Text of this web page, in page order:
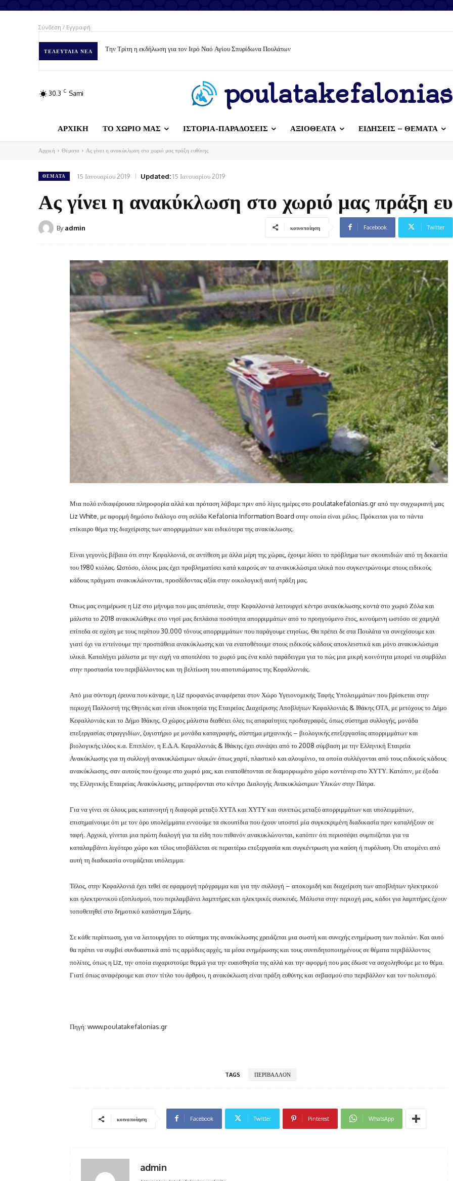
Σύνδεση / Εγγραφή
ΤΕΛΕΥΤΑΊΑ ΝΈΑ Την Τρίτη η εκδήλωση για τον Ιερό Ναό Αγίου Σπυρίδωνα Πουλάτων
30.3 C Sami
ΑΡΧΙΚΗ ΤΟ ΧΩΡΙΟ ΜΑΣ ΙΣΤΟΡΙΑ-ΠΑΡΑΔΟΣΕΙΣ ΑΞΙΟΘΕΑΤΑ ΕΙΔΗΣΕΙΣ – ΘΕΜΑΤΑ
Αρχική Θέματα Ας γίνει η ανακύκλωση στο χωριό μας πράξη ευθύνης
ΘΈΜΑΤΑ 15 Ιανουαρίου 2019 Updated:15 Ιανουαρίου 2019
Ας γίνει η ανακύκλωση στο χωριό μας πράξη
By admin κοινοποίηση Facebook Twitter
Μια πολύ ενδιαφέρουσα πληροφορία αλλά και πρόταση λάβαμε πριν από λίγες ημέρες στο poulatakefalonias.gr από την συγχωριανή μας
Liz White, με αφορμή δημόσιο διάλογο στη σελίδα Kefalonia Information Board στην οποία είναι μέλος. Πρόκειται για το πάντα
επίκαιρο θέμα της διαχείρισης των απορριμμάτων και ειδικότερα της ανακύκλωσης.
Είναι γεγονός βέβαια ότι στην Κεφαλλονιά, σε αντίθεση με άλλα μέρη της χώρας, έχουμε λύσει το πρόβλημα των σκουπιδιών από τη δεκαετία
του 1980 κιόλας. Ωστόσο, όλους μας έχει προβληματίσει κατά καιρούς αν τα ανακυκλώσιμα υλικά που συγκεντρώνουμε στους ειδικούς
κάδους πράγματι ανακυκλώνονται, προσδίδοντας αξία στην οικολογική αυτή πράξη μας.
Όπως μας ενημέρωσε η Liz στο μήνυμα που μας απέστειλε, στην Κεφαλλονιά λειτουργεί κέντρο ανακύκλωσης κοντά στο χωριό Ζόλα και
μάλιστα το 2018 ανακυκλώθηκε στο νησί μας διπλάσια ποσότητα απορριμμάτων από το προηγούμενο έτος, κινούμενη ωστόσο σε χαμηλά
επίπεδα σε σχέση με τους περίπου 30.000 τόνους απορριμμάτων που παράγουμε ετησίως. Θα πρέπει δε στα Πουλάτα να συνεχίσουμε και
γιατί όχι να εντείνουμε την προσπάθεια ανακύκλωσης και να εναποθέτουμε στους ειδικούς κάδους αποκλειστικά και μόνο ανακυκλώσιμα
υλικά. Καταλήγει μάλιστα με την ευχή να αποτελέσει το χωριό μας ένα καλό παράδειγμα για το πώς μια μικρή κοινότητα μπορεί να συμβάλει
στην προστασία του περιβάλλοντος και τη βελτίωση του αποτυπώματος της Κεφαλλονιάς.
Από μια σύντομη έρευνα που κάναμε, η Liz προφανώς αναφέρεται στον Χώρο Υγειονομικής Ταφής Υπολειμμάτων που βρίσκεται στην
περιοχή Παλλοστή της Θηνιάς και είναι ιδιοκτησία της Εταιρείας Διαχείρισης Αποβλήτων Κεφαλλονιάς & Ιθάκης ΟΤΑ, με μετόχους το Δήμο
Κεφαλλονιάς και το Δήμο Ιθάκης. Ο χώρος μάλιστα διαθέτει όλες τις απαραίτητες προδιαγραφές, όπως σύστημα συλλογής, μονάδα
επεξεργασίας στραγγιδίων, ζυγιστήριο με μονάδα καταγραφής, σύστημα μηχανικής – βιολογικής επεξεργασίας απορριμμάτων και
βιολογικής ιλύος κ.α. Επιπλέον, η Ε.Δ.Α. Κεφαλλονιάς & Ιθάκης έχει συνάψει από το 2008 σύμβαση με την Ελληνική Εταιρεία
Ανακύκλωσης για τη συλλογή ανακυκλώσιμων υλικών όπως χαρτί, πλαστικό και αλουμίνιο, τα οποία συλλέγονται από τους ειδικούς κάδους
ανακύκλωσης, σαν αυτούς που έχουμε στο χωριό μας, και εναποθέτονται σε διαμορφωμένο χώρο κοντέινερ στο ΧΥΤΥ. Κατόπιν, με έξοδα
της Ελληνικής Εταιρείας Ανακύκλωσης, μεταφέρονται στο κέντρο Διαλογής Ανακυκλώσιμων Υλικών στην Πάτρα.
Για να γίνει σε όλους μας κατανοητή η διαφορά μεταξύ ΧΥΤΑ και ΧΥΤΥ και συνεπώς μεταξύ απορριμμάτων και υπολειμμάτων,
επισημαίνουμε ότι με τον όρο υπολείμματα εννοούμε τα σκουπίδια που έχουν υποστεί μία συγκεκριμένη διαδικασία πριν καταλήξουν σε
ταφή. Αρχικά, γίνεται μια πρώτη διαλογή για τα είδη που πιθανόν ανακυκλώνονται, κατόπιν ότι περισσέψει συμπιέζεται για να
καταλαμβάνει λιγότερο χώρο και τέλος υποβάλλεται σε περαιτέρω επεξεργασία και συγκέντρωση για καύση ή πυρόλυση. Ότι απομένει από
αυτή τη διαδικασία ονομάζεται υπόλειμμα.
Τέλος, στην Κεφαλλονιά έχει τεθεί σε εφαρμογή πρόγραμμα και για την συλλογή – αποκομιδή και διαχείριση των αποβλήτων ηλεκτρικού
και ηλεκτρονικού εξοπλισμού, που περιλαμβάνει λαμπτήρες και ηλεκτρικές συσκευές. Μάλιστα στην περιοχή μας, κάδοι για λαμπτήρες έχουν
τοποθετηθεί στο δημοτικό κατάστημα Σάμης.
Σε κάθε περίπτωση, για να λειτουργήσει το σύστημα της ανακύκλωσης χρειάζεται μια σωστή και συνεχής ενημέρωση των πολιτών. Και αυτό
θα πρέπει να συμβεί συνδυαστικά από τις αρμόδιες αρχές, τα μέσα ενημέρωσης και τους συνειδητοποιημένους σε θέματα περιβάλλοντος
πολίτες, όπως η Liz, την οποία ευχαριστούμε θερμά για την ευαισθησία της αλλά και την αφορμή που μας έδωσε να ασχοληθούμε με το θέμα.
Γιατί όπως αναφέρουμε και στον τίτλο του άρθρου, η ανακύκλωση είναι πράξη ευθύνης και σεβασμού στο περιβάλλον και τον πολιτισμό.
Πηγή: www.poulatakefalonias.gr
TAGS ΠΕΡΙΒΑΛΛΟΝ
κοινοποίηση Facebook Twitter Pinterest WhatsApp
admin